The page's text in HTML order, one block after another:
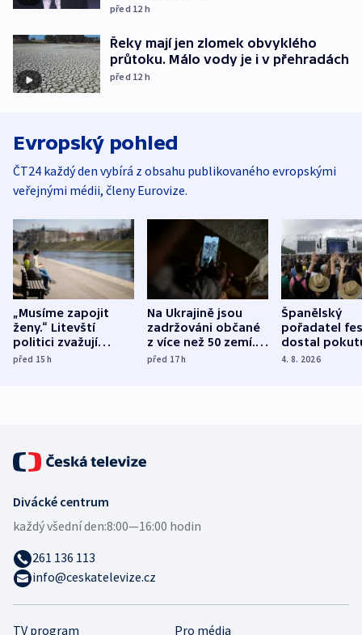
před 12 h
Řeky mají jen zlomek obvyklého
průtoku. Málo vody je i v přehradách
před 12 h
Evropský pohled
ČT24 každý den vybírá z obsahu publikovaného evropskými
veřejnými médii, členy Eurovize.
„Musíme zapojit
ženy.“ Litevští
politici zvažují
dohodu o
před 15h
Na Ukrajině jsou
zadržováni občané
z více než 50 zemí.
Bojovali na straně
před 17h
Španělský
pořadatel
dostal
nekalé
4. 8. 2026
TV program Pro média
Divácké centrum
každý všední den:8:00—16:00 hodin
261 136 113
info@ceskatelevize.cz